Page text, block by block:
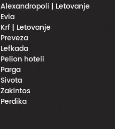
Alexandropoli | Letovanje
Evia
Krf | Letovanje
Preveza
Lefkada
Pelion hoteli
Parga
Sivota
Zakintos
Perdika